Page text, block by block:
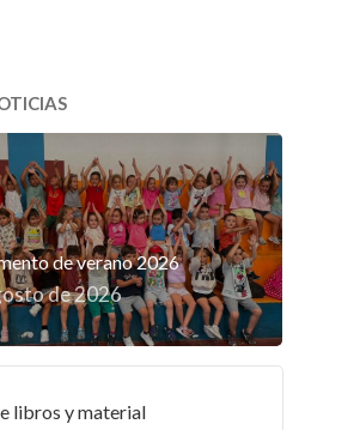
de verano 2026
de 2026
libros y material